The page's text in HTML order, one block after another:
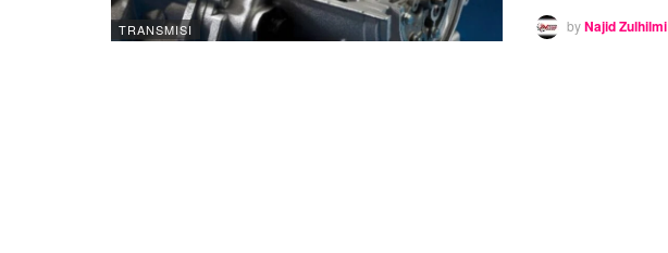
TRANSMISI byNajid Zulhilmi